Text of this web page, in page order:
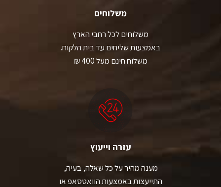
משלוחים
משלוחים לכל רחבי הארץ
באמצעות שליחים עד בית הלקוח.
משלוח חינם מעל 400 ₪
עזרה וייעוץ
מענה מהיר על כל שאלה, בעיה,
התייעצות באמצעות הוואטסאפ או